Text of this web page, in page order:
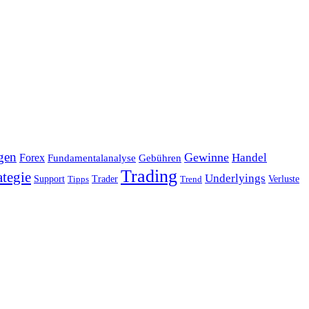
Forex Fundamentalanalyse Gebühren Gewinne Handel
Support Tipps Trader Trading Trend Underlyings Verluste